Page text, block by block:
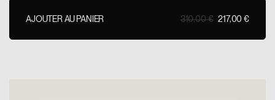
AJOUTER AU PANIER
310,00 € 217,00 €